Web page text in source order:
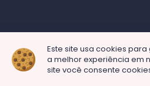
Este site usa cookies
a melhor experiência em
site você consente
© 2023 Atelier Lili ponto a ponto.